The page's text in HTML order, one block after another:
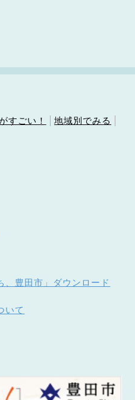
すごい！
地域別でみる
、豊田市」ダウンロード
いて